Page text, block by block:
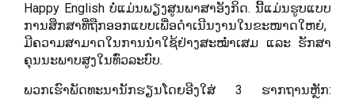
Happy English ບໍ່ແມ່ນພຽງສູນພາສາອັງກິດ. ນີ້ແມ່ນຮູບແບບ
ການສຶກສາທີ່ຖືກອອກແບບເພື່ອດຳເນີນງານໃນຂະໜາດໃຫຍ່,
ມີຄວາມສາມາດໃນການນຳໃຊ້ຢ່າງສະໝ່ຳເສມ ແລະ ຮັກສາ
ຄຸນນະພາບສູງໃນທົ່ວລະບົບ.
ພວກເຮົາພັດທະນານັກຮຽນໂດຍອີງໃສ່ 3 ຮາກຖານຫຼັກ: